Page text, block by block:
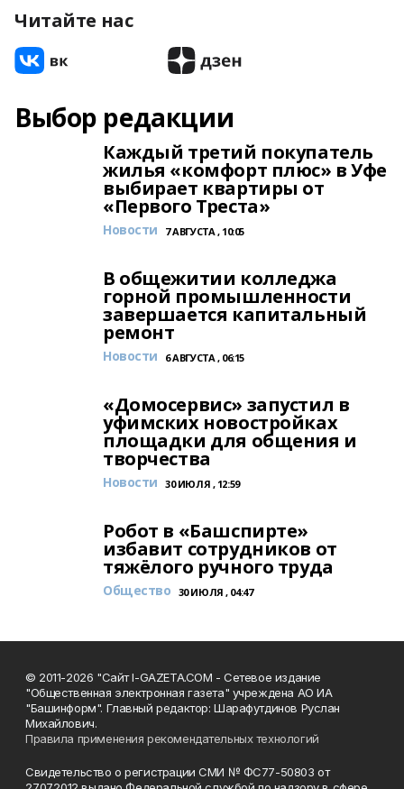
Читайте нас
Выбор редакции
Каждый третий покупатель
жилья «комфорт плюс» в Уфе
выбирает квартиры от
«Первого Треста»
Новости 7 АВГУСТА , 10:05
В общежитии колледжа
горной промышленности
завершается капитальный
ремонт
Новости 6 АВГУСТА , 06:15
«Домосервис» запустил в
уфимских новостройках
площадки для общения и
творчества
Новости 30 ИЮЛЯ , 12:59
Робот в «Башспирте»
избавит сотрудников от
тяжёлого ручного труда
Общество 30 ИЮЛЯ , 04:47
© 2011-2026 "Сайт I-GAZETA.COM - Сетевое издание
"Общественная электронная газета" учреждена АО ИА
"Башинформ". Главный редактор: Шарафутдинов Руслан
Михайлович.
Правила применения рекомендательных технологий
Свидетельство о регистрации СМИ № ФС77-50803 от